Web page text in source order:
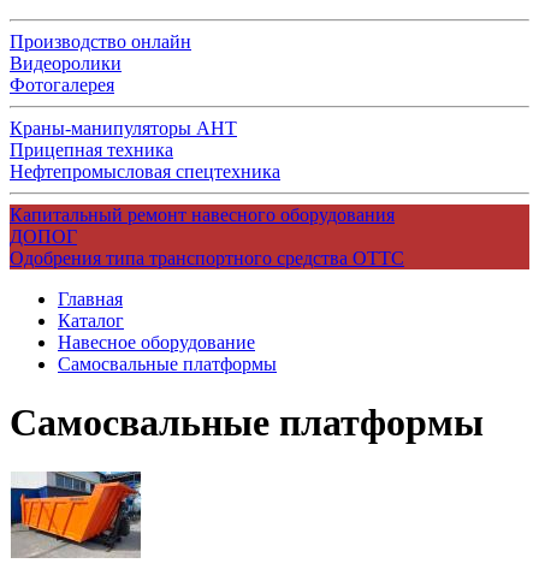
Производство онлайн
Видеоролики
Фотогалерея
Краны-манипуляторы АНТ
Прицепная техника
Нефтепромысловая спецтехника
Капитальный ремонт навесного оборудования
ДОПОГ
Одобрения типа транспортного средства ОТТС
Главная
Каталог
Навесное оборудование
Самосвальные платформы
Самосвальные платформы